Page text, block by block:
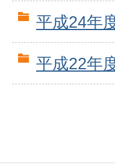
平成24年
平成22年